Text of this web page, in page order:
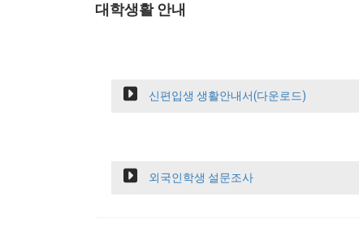
대학생활 안내
신편입생 생활안내서(다운로드)
외국인학생 설문조사